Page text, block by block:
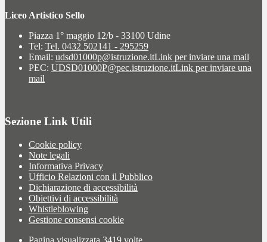
Liceo Artistico Sello
Piazza 1° maggio 12/b - 33100 Udine
Tel: Tel. 0432 502141 - 295259
Email: udsd01000p@istruzione.itLink per inviare una mail
PEC: UDSD01000P@pec.istruzione.itLink per inviare una
mail
Sezione Link Utili
Cookie policy
Note legali
Informativa Privacy
Ufficio Relazioni con il Pubblico
Dichiarazione di accessibilità
Obiettivi di accessibilità
Whistleblowing
Gestione consensi cookie
Pagina visualizzata 3419 volte